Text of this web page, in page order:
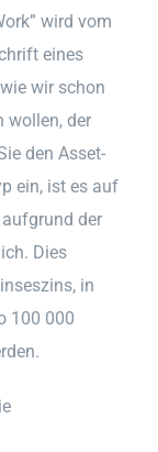
wird vom
eines
wir schon
wollen, der
den Asset-
ein, ist es auf
der
Dies
in
100 000